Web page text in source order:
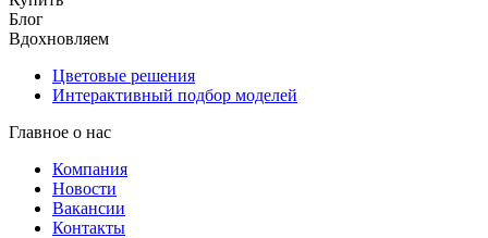
Блог
Вдохновляем
Цветовые решения
Интерактивный подбор моделей
Главное о нас
Компания
Новости
Вакансии
Контакты